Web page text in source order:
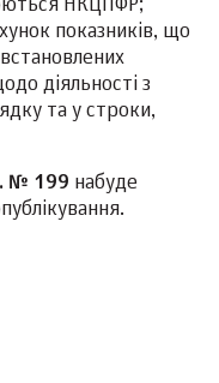
НКЦПФР;
показників, що
діяльності з
та у строки,
№ 199 набуде